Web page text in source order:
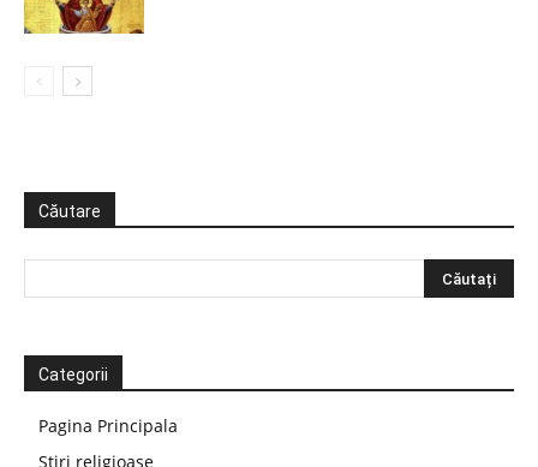
Căutare
Categorii
Pagina Principala
Știri religioase